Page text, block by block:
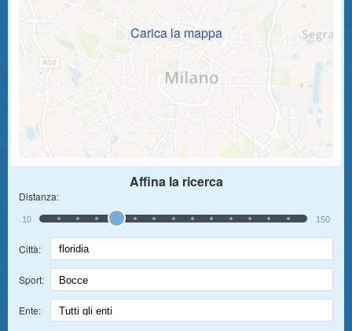
Carica la mappa
Affina la ricerca
Distanza:
10 150
Città:
Sport:
Ente: